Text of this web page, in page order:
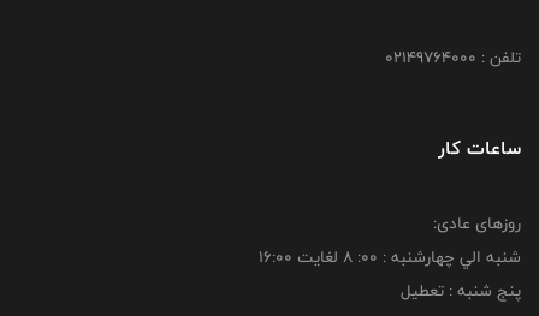
تلفن : 02149764000
ساعات کار
روزهای عادی:
شنبه الي چهارشنبه : 00: 8 لغايت 16:00
پنج شنبه : تعطیل